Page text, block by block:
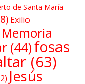
de Santa María
Exilio
(44)fosas
(63)
Jesús